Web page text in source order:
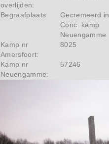
overlijden:
Begraafplaats:
Gecremeerd in
Conc. kamp
Neuengamme
Kamp nr
Amersfoort:
8025
Kamp nr
Neuengamme:
57246